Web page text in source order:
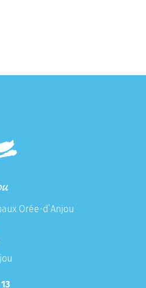
Orée-d’Anjou